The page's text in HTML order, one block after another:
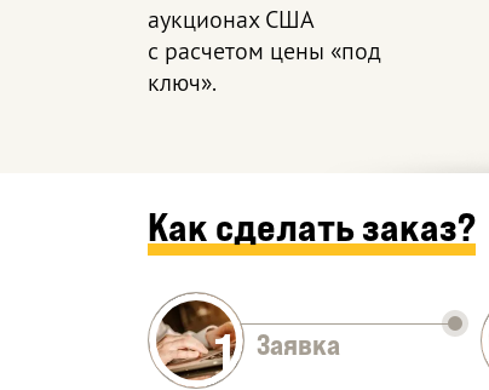
аукционах США
с расчетом цены «под
ключ».
Как сделать заказ?
1 Заявка